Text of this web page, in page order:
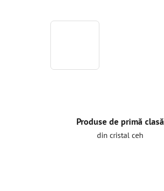
Produse de primă clasă
din cristal ceh